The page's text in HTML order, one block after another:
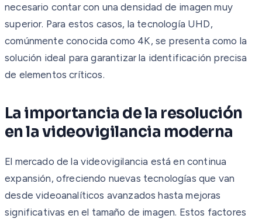
necesario contar con una densidad de imagen muy
superior. Para estos casos, la tecnología UHD,
comúnmente conocida como 4K, se presenta como la
solución ideal para garantizar la identificación precisa
de elementos críticos.
La importancia de la resolución
en la videovigilancia moderna
El mercado de la videovigilancia está en continua
expansión, ofreciendo nuevas tecnologías que van
desde videoanalíticos avanzados hasta mejoras
significativas en el tamaño de imagen. Estos factores